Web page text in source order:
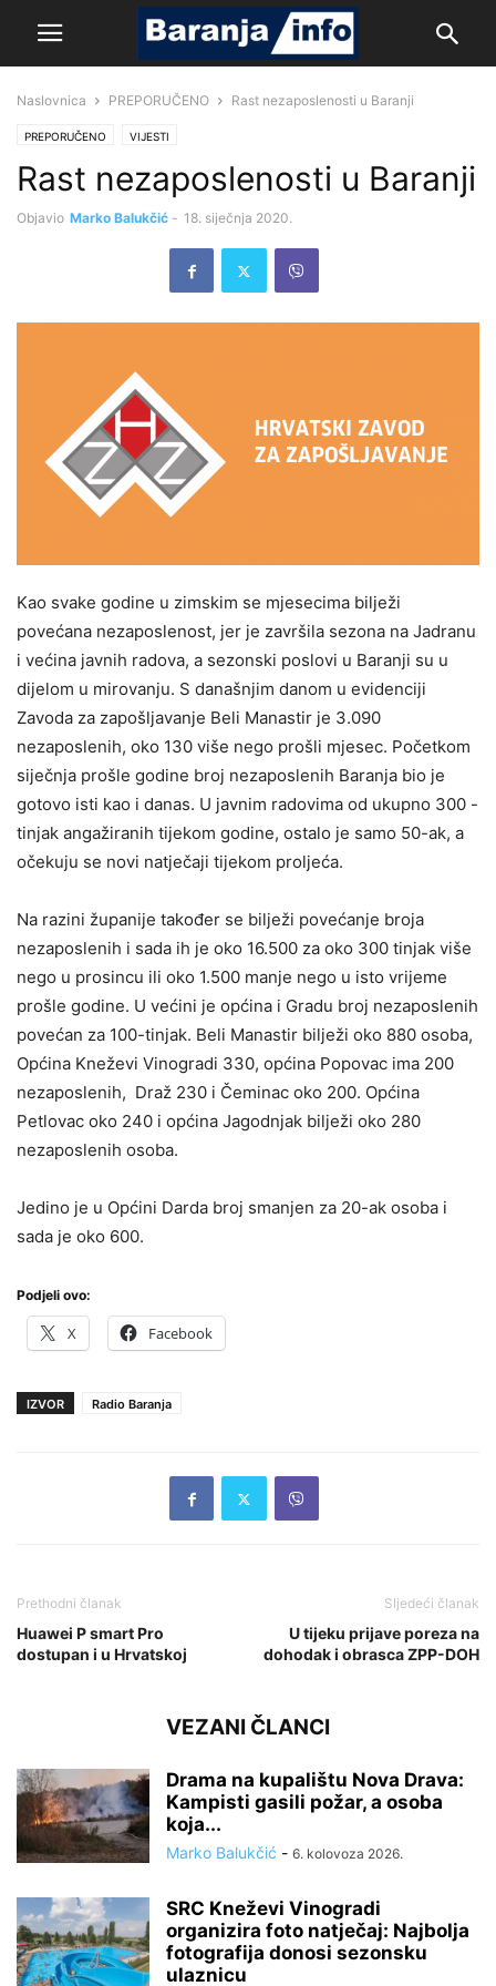
Naslovnica PREPORUČENO Rast nezaposlenosti u Baranji
PREPORUČENO VIJESTI
Rast nezaposlenosti u Baranji
Objavio Marko Balukčić - 18. siječnja 2020.
Kao svake godine u zimskim se mjesecima bilježi
povećana nezaposlenost, jer je završila sezona na Jadranu
i većina javnih radova, a sezonski poslovi u Baranji su u
dijelom u mirovanju. S današnjim danom u evidenciji
Zavoda za zapošljavanje Beli Manastir je 3.090
nezaposlenih, oko 130 više nego prošli mjesec. Početkom
siječnja prošle godine broj nezaposlenih Baranja bio je
gotovo isti kao i danas. U javnim radovima od ukupno 300 -
tinjak angažiranih tijekom godine, ostalo je samo 50-ak, a
očekuju se novi natječaji tijekom proljeća.
Na razini županije također se bilježi povećanje broja
nezaposlenih i sada ih je oko 16.500 za oko 300 tinjak više
nego u prosincu ili oko 1.500 manje nego u isto vrijeme
prošle godine. U većini je općina i Gradu broj nezaposlenih
povećan za 100-tinjak. Beli Manastir bilježi oko 880 osoba,
Općina Kneževi Vinogradi 330, općina Popovac ima 200
nezaposlenih, Draž 230 i Čeminac oko 200. Općina
Petlovac oko 240 i općina Jagodnjak bilježi oko 280
nezaposlenih osoba.
Jedino je u Općini Darda broj smanjen za 20-ak osoba i
sada je oko 600.
Podjeli ovo:
X Facebook
IZVOR Radio Baranja
Prethodni članak
Huawei P smart Pro
dostupan i u Hrvatskoj
Sljedeći članak
U tijeku prijave poreza na
dohodak i obrasca ZPP-DOH
VEZANI ČLANCI
Drama na kupalištu Nova Drava:
Kampisti gasili požar, a osoba
koja...
Marko Balukčić - 6. kolovoza 2026.
SRC Kneževi Vinogradi
organizira foto natječaj: Najbolja
fotografija donosi sezonsku
ulaznicu